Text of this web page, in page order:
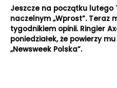
Jeszcze na początku lutego
naczelnym „Wprost”. Teraz
tygodnikiem opinii. Ringier
poniedziałek, że powierzy
„Newsweek Polska”.